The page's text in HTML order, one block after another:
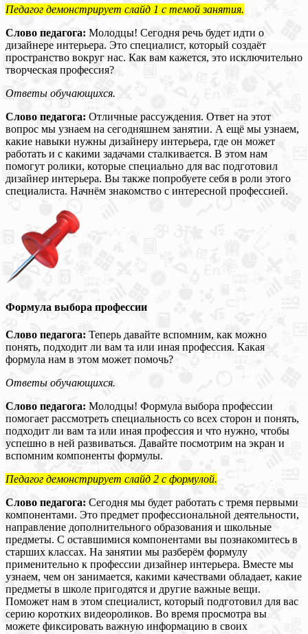
Педагог демонстрирует слайд 1 с темой занятия.
Слово педагога: Молодцы! Сегодня речь будет идти о
дизайнере интерьера. Это специалист, который создаёт
пространство вокруг нас. Как вам кажется, это исключительно
творческая профессия?
Ответы обучающихся.
Слово педагога: Отличные рассуждения. Ответ на этот
вопрос мы узнаем на сегодняшнем занятии. А ещё мы узнаем,
какие навыки нужны дизайнеру интерьера, где он может
работать и с какими задачами сталкивается. В этом нам
помогут ролики, которые специально для вас подготовил
дизайнер интерьера. Вы также попробуете себя в роли этого
специалиста. Начнём знакомство с интересной профессией.
Формула выбора профессии
Слово педагога: Теперь давайте вспомним, как можно
понять, подходит ли вам та или иная профессия. Какая
формула нам в этом может помочь?
Ответы обучающихся.
Слово педагога: Молодцы! Формула выбора профессии
помогает рассмотреть специальность со всех сторон и понять,
подходит ли вам та или иная профессия и что нужно, чтобы
успешно в ней развиваться. Давайте посмотрим на экран и
вспомним компоненты формулы.
Педагог демонстрирует слайд 2 с формулой.
Слово педагога: Сегодня мы будет работать с тремя первыми
компонентами. Это предмет профессиональной деятельности,
направление дополнительного образования и школьные
предметы. С оставшимися компонентами вы познакомитесь в
старших классах. На занятии мы разберём формулу
применительно к профессии дизайнер интерьера. Вместе мы
узнаем, чем он занимается, какими качествами обладает, какие
предметы в школе пригодятся и другие важные вещи.
Поможет нам в этом специалист, который подготовил для вас
серию коротких видеороликов. Во время просмотра вы
можете фиксировать важную информацию в своих